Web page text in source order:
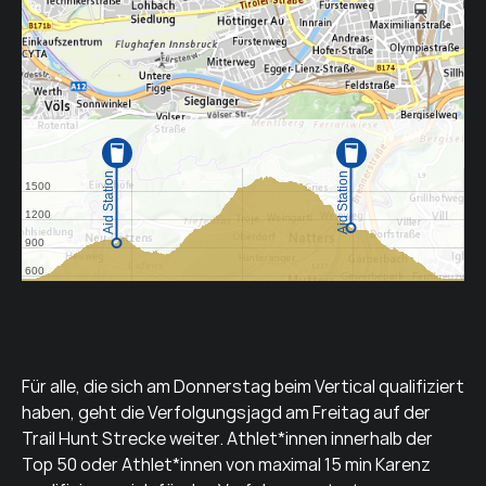
Für alle, die sich am Donnerstag beim Vertical qualifiziert
haben, geht die Verfolgungsjagd am Freitag auf der
Trail Hunt Strecke weiter. Athlet*innen innerhalb der
Top 50 oder Athlet*innen von maximal 15 min Karenz